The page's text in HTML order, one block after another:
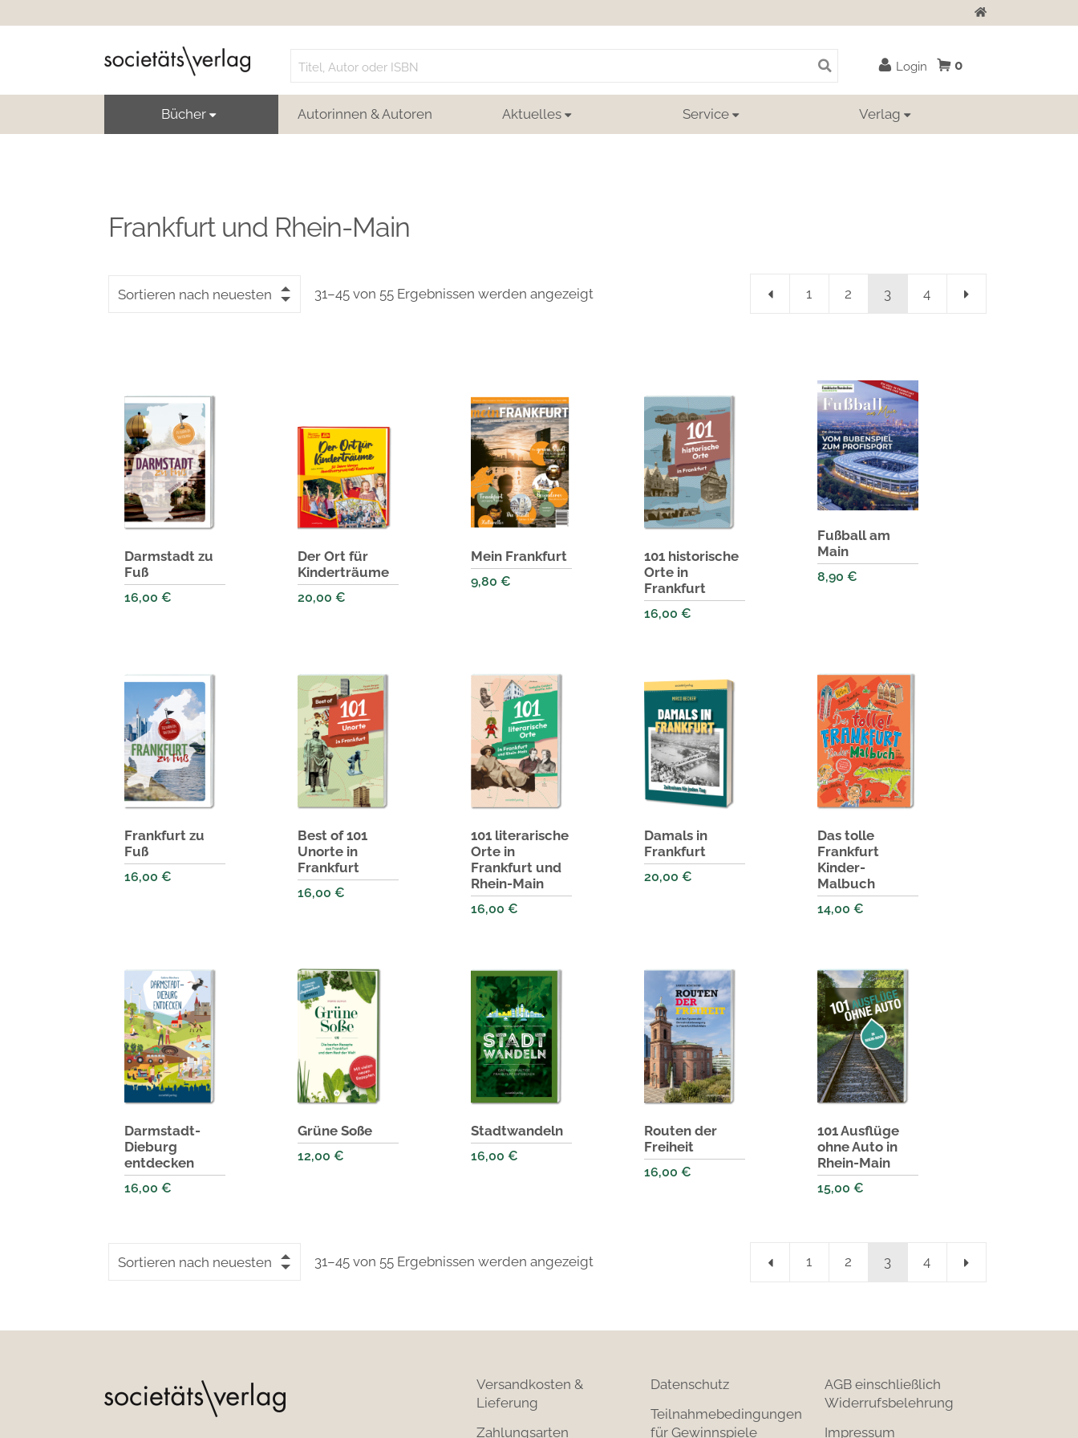
Zur Startseite
for:
Login 0
Bücher Autorinnen & Autoren Aktuelles Service Verlag
Frankfurt und Rhein-Main
Sortieren nach neuesten 31–45 von 55 Ergebnissen werden angezeigt 1 2 3 4
Darmstadt zu
Fuß
16,00€
Der Ort für
Kinderträume
20,00€
Mein Frankfurt
9,80€
101 historische
Orte in
Frankfurt
16,00€
Fußball am
Main
8,90€
Frankfurt zu
Fuß
16,00€
Best of 101
Unorte in
Frankfurt
16,00€
101 literarische
Orte in
Frankfurt und
Rhein-Main
16,00€
Damals in
Frankfurt
20,00€
Das tolle
Frankfurt
Kinder-
Malbuch
14,00€
Darmstadt-
Dieburg
entdecken
16,00€
Grüne Soße
12,00€
Stadtwandeln
16,00€
Routen der
Freiheit
16,00€
101 Ausflüge
ohne Auto in
Rhein-Main
15,00€
Sortieren nach neuesten 31–45 von 55 Ergebnissen werden angezeigt 1 2 3 4
Versandkosten &
Lieferung
Zahlungsarten
Datenschutz
Teilnahmebedingungen
für Gewinnspiele
AGB einschließlich
Widerrufsbelehrung
Impressum